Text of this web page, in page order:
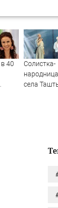
40
Солистка-
села